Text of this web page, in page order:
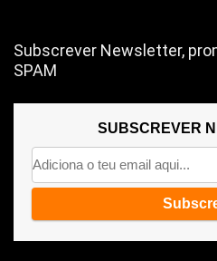
Subscrever Newsletter,
SPAM
SUBSCREVER